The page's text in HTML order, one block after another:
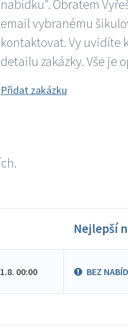
nabídku". Obratem
email vybranému
kontaktovat. Vy uvidíte
detailu zakázky. Vše je
Přidat zakázku
Nejlepší
00:00 BEZ